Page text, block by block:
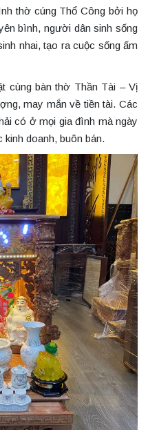
thờ cúng Thổ Công bởi họ
bình, người dân sinh sống
nhai, tạo ra cuộc sống ấm
cùng bàn thờ Thần Tài – Vị
may mắn về tiền tài. Các
có ở mọi gia đình mà ngày
doanh, buôn bán.